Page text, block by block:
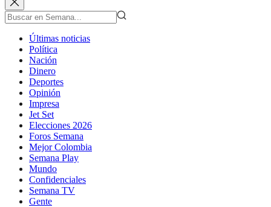
Últimas noticias
Política
Nación
Dinero
Deportes
Opinión
Impresa
Jet Set
Elecciones 2026
Foros Semana
Mejor Colombia
Semana Play
Mundo
Confidenciales
Semana TV
Gente